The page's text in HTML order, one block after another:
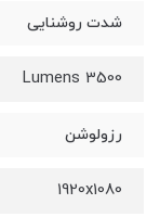
شدت روشنایی
3500 Lumens
رزولوشن
1920x1080